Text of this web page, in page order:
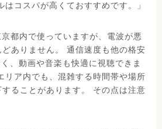
はコスパが高くておすすめです。」
都内で使っていますが、電波が悪
ありません。 通信速度も他の格安
、動画や音楽も快適に視聴できま
リア内でも、混雑する時間帯や場所
ることがあります。 その点は注意